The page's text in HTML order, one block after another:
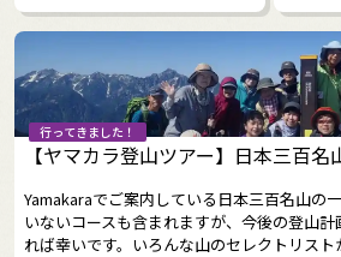
行ってきました！
【ヤマカラ登山ツアー】日本三百名
Yamakaraでご案内している日本三百名山の
いないコースも含まれますが、今後の登山
れば幸いです。いろんな山のセレクトリスト